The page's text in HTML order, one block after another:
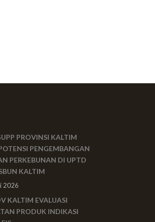
PROVINSI KALTIM
PENGEMBANGAN
PERKEBUNAN DI UPTD
KALTIM
2026
KALTIM EVALUASI
PRODUK INDIKASI